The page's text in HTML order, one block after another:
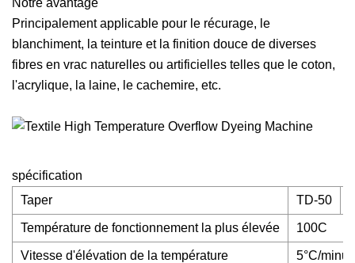
Notre avantage
Principalement applicable pour le récurage, le
blanchiment, la teinture et la finition douce de diverses
fibres en vrac naturelles ou artificielles telles que le coton,
l'acrylique, la laine, le cachemire, etc.
spécification
Taper
TD-50
Température de fonctionnement la plus élevée 100C
Vitesse d'élévation de la température 5°C/